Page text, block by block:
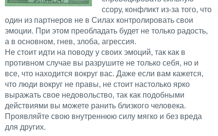
ссору, конфликт из-за того, что
один из партнеров не в Силах контролировать свои
эмоции. При этом преобладать будет не только радость,
а в основном, гнев, злоба, агрессия.
Не стоит идти на поводу у своих эмоций, так как в
противном случае вы разрушите не только себя, но и
все, что находится вокруг вас. Даже если вам кажется,
что люди вокруг не правы, не стоит настолько ярко
выражать свое недовольство, так как подобными
действиями вы можете ранить близкого человека.
Проявляйте свою внутреннюю силу мягко и без вреда
для других.